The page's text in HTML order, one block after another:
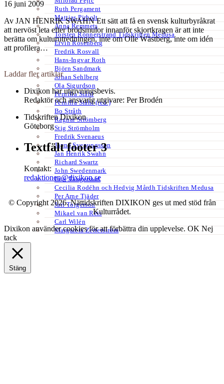
Ruth Pergament
Mattias Pirholt
Anna Remmets
Torsten Rönnerstrand Tidskriften Medusa
Ervin Rosenberg
Fredrik Rosvall
Hans-Ingvar Roth
Björn Sandmark
Johan Sehlberg
Ola Sigurdson
Pernilla Ståhl
Pernilla Ståhl (red.)
Bo Stråth
Ragnar Strömberg
Stig Strömholm
Fredrik Svenaeus
Jayne Svenungsson
Jan Henrik Swahn
Richard Swartz
John Swedenmark
Erik Tängerstad
Cecilia Rodéhn och Hedvig Mårdh Tidskriften Medusa
Per Arne Tjäder
Jarl Torgerson
Mikael van Reis
Carl Wilén
Margareta Zetterström
16 juni 2009
Av JAN HENRIK SWAHN Ett sätt att få en svensk kulturbyråkrat
att nervöst leta efter brödsmulor innanför skjortkragen är att inte
berätta om kulturutredningen, inte om Olle Wästberg, inte om idén
att profilera…
Laddar fler artiklar
Dixikon har utgivningsbevis.
Redaktör och ansvarig utgivare: Per Brodén
Tidskriften Dixikon
Göteborg
Textfält footer 3
Kontakt:
redaktionen@dixikon.se
© Copyright 2026. Nättidskriften DIXIKON ges ut med stöd från
Kulturrådet.
Dixikon använder cookies för att förbättra din upplevelse.OK Nej
tack
Stäng